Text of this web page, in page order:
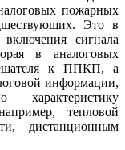
пожарных
Это в
включения сигнала
в аналоговых
к ППКП, а
информации,
характеристику
тепловой
дистанционным